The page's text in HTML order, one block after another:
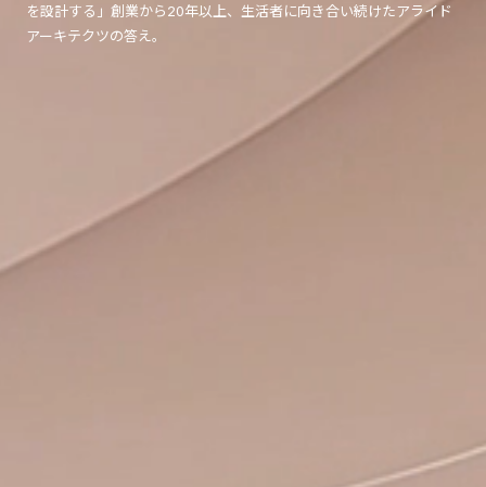
を設計する」 創業から20年以上、生活者に向き合い続けたアライド
アーキテクツの答え。